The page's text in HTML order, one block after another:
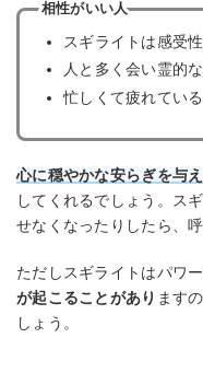
相性がいい人
スギライトは感受
人と多く会い霊的
忙しくて疲れてい
心に穏やかな安らぎを与
してくれるでしょう。ス
せなくなったりしたら、
ただしスギライトはパワ
が起こることがあり ます
しょう。